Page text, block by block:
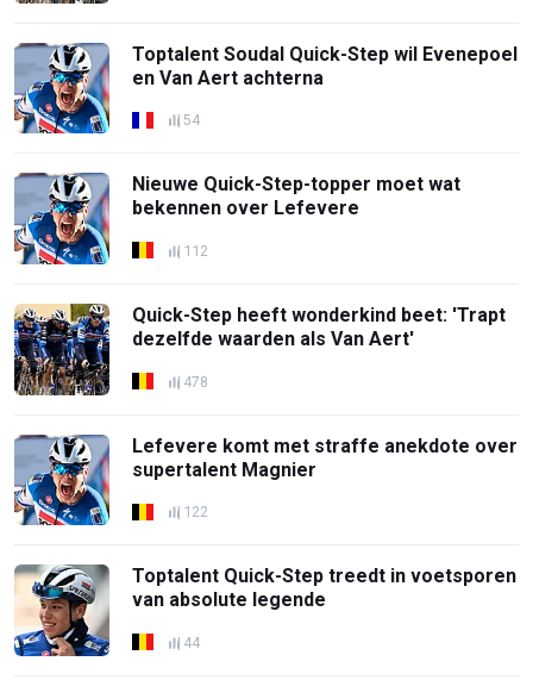
Toptalent Soudal Quick-Step wil Evenepoel
en Van Aert achterna
54
Nieuwe Quick-Step-topper moet wat
bekennen over Lefevere
112
Quick-Step heeft wonderkind beet: 'Trapt
dezelfde waarden als Van Aert'
478
Lefevere komt met straffe anekdote over
supertalent Magnier
122
Toptalent Quick-Step treedt in voetsporen
van absolute legende
44